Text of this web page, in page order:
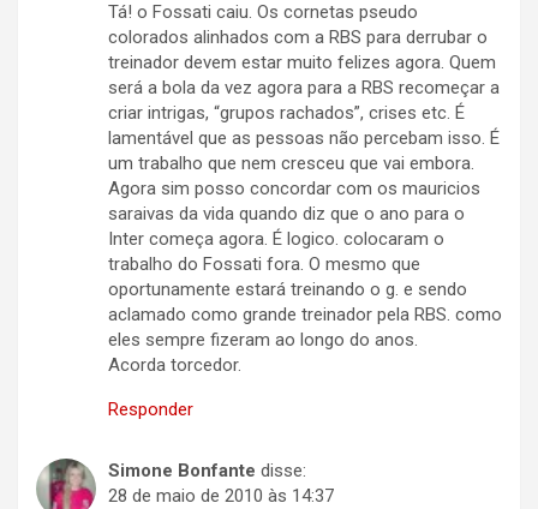
Tá! o Fossati caiu. Os cornetas pseudo
colorados alinhados com a RBS para derrubar o
treinador devem estar muito felizes agora. Quem
será a bola da vez agora para a RBS recomeçar a
criar intrigas, “grupos rachados”, crises etc. É
lamentável que as pessoas não percebam isso. É
um trabalho que nem cresceu que vai embora.
Agora sim posso concordar com os mauricios
saraivas da vida quando diz que o ano para o
Inter começa agora. É logico. colocaram o
trabalho do Fossati fora. O mesmo que
oportunamente estará treinando o g. e sendo
aclamado como grande treinador pela RBS. como
eles sempre fizeram ao longo do anos.
Acorda torcedor.
Responder
Simone Bonfante disse:
28 de maio de 2010 às 14:37